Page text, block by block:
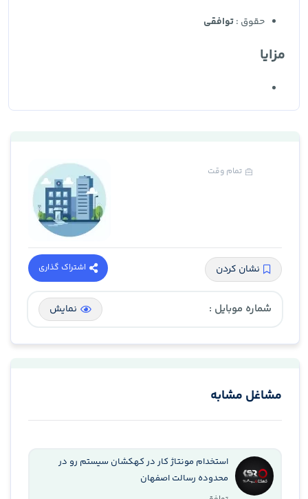
حقوق :توافقی
مزایا
تمام وقت
نشان کردن اشتراک گذاری
شماره موبایل : نمایش
مشاغل مشابه
استخدام مونتاژ کار در کهکشان سیستم رو در
محدوده رسالت اصفهان